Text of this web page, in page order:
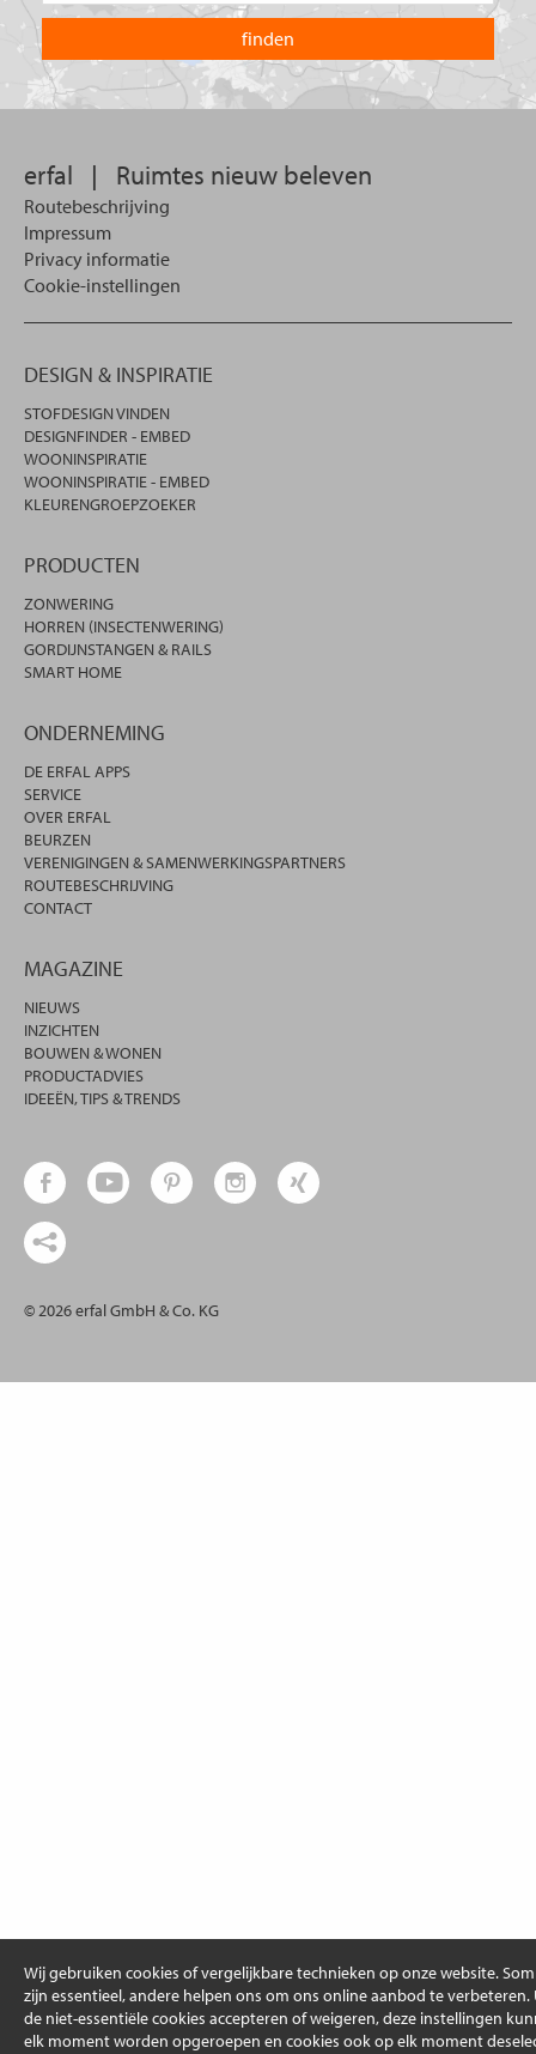
Wij gebruiken cookies of vergelijkbare technieken op onze website.
zijn essentieel, andere helpen ons om ons online aanbod te verbeteren.
de niet-essentiële cookies accepteren of weigeren, deze instellingen
elk moment worden opgeroepen en cookies ook op elk moment
u?
land
waarin
u
wilt
zoeken.
erfal | Ruimtes nieuw beleven
Routebeschrijving
Impressum
Privacy informatie
Cookie-instellingen
DESIGN & INSPIRATIE
STOFDESIGN VINDEN
DESIGNFINDER - EMBED
WOONINSPIRATIE
WOONINSPIRATIE - EMBED
KLEURENGROEPZOEKER
PRODUCTEN
ZONWERING
HORREN (INSECTENWERING)
GORDIJNSTANGEN & RAILS
SMART HOME
ONDERNEMING
DE ERFAL APPS
SERVICE
OVER ERFAL
BEURZEN
VERENIGINGEN & SAMENWERKINGSPARTNERS
ROUTEBESCHRIJVING
CONTACT
MAGAZINE
NIEUWS
INZICHTEN
BOUWEN & WONEN
PRODUCTADVIES
IDEEËN, TIPS & TRENDS
© 2026 erfal GmbH & Co. KG